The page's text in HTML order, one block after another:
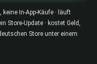
In-App-Käufe · läuft
Store-Update · kostet Geld,
Store unter einem